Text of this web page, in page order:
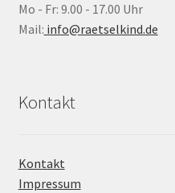
Mo - Fr: 9.00 - 17.00 Uhr
Mail: info@raetselkind.de
Kontakt
Kontakt
Impressum